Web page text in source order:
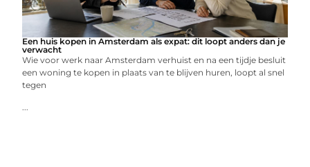
Een huis kopen in Amsterdam als expat: dit loopt anders dan je
verwacht
Wie voor werk naar Amsterdam verhuist en na een tijdje besluit
een woning te kopen in plaats van te blijven huren, loopt al snel
tegen
...